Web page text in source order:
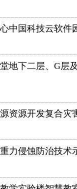
中国科技云软
地下二层、G层
资源开发复合
力侵蚀防治技